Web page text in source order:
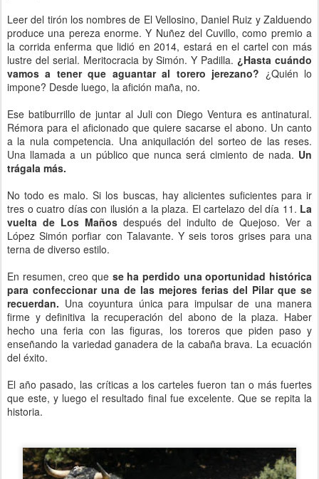
Leer del tirón los nombres de El Vellosino, Daniel Ruiz y Zalduendo
produce una pereza enorme. Y Nuñez del Cuvillo, como premio a
la corrida enferma que lidió en 2014, estará en el cartel con más
lustre del serial. Meritocracia by Simón. Y Padilla.¿Hasta cuándo
vamos a tener que aguantar al torero jerezano? ¿Quién lo
impone? Desde luego, la afición maña, no.
Ese batiburrillo de juntar al Juli con Diego Ventura es antinatural.
Rémora para el aficionado que quiere sacarse el abono. Un canto
a la nula competencia. Una aniquilación del sorteo de las reses.
Una llamada a un público que nunca será cimiento de nada. Un
trágala más.
No todo es malo. Si los buscas, hay alicientes suficientes para ir
tres o cuatro días con ilusión a la plaza. El cartelazo del día 11. La
vuelta de Los Maños después del indulto de Quejoso. Ver a
López Simón porfiar con Talavante. Y seis toros grises para una
terna de diverso estilo.
En resumen, creo que se ha perdido una oportunidad histórica
para confeccionar una de las mejores ferias del Pilar que se
recuerdan. Una coyuntura única para impulsar de una manera
firme y definitiva la recuperación del abono de la plaza. Haber
hecho una feria con las figuras, los toreros que piden paso y
enseñando la variedad ganadera de la cabaña brava. La ecuación
del éxito.
El año pasado, las críticas a los carteles fueron tan o más fuertes
que este, y luego el resultado final fue excelente. Que se repita la
historia.